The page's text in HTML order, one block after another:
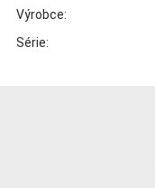
Výrobce:
Série: